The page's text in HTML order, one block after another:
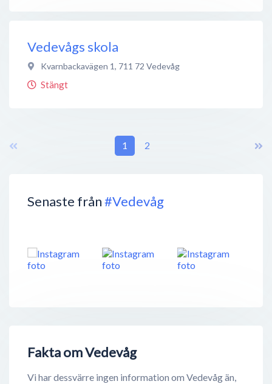
Senaste från#Vedevåg
Fakta om Vedevåg
Vi har dessvärre ingen information om Vedevåg än,
Vedevågs skola
Kvarnbackavägen 1, 711 72 Vedevåg
Stängt
1 2